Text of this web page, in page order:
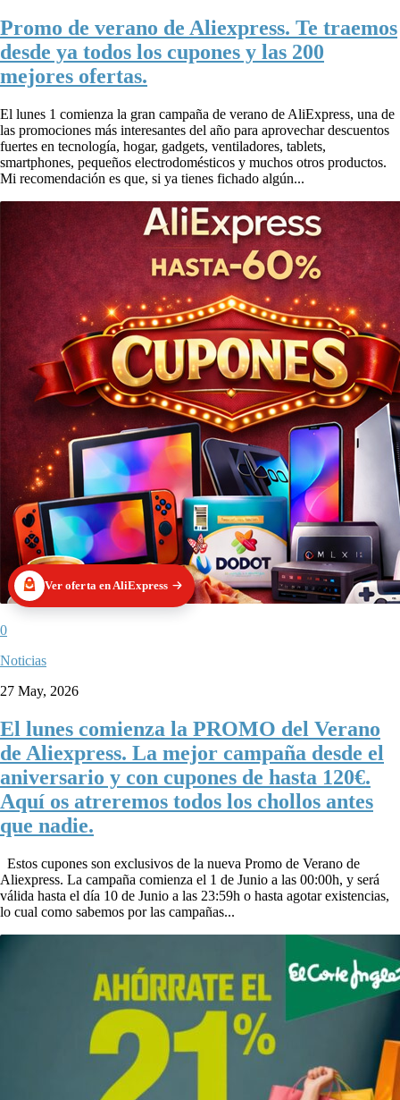
Promo de verano de Aliexpress. Te traemos
desde ya todos los cupones y las 200
mejores ofertas.
El lunes 1 comienza la gran campaña de verano de AliExpress, una de
las promociones más interesantes del año para aprovechar descuentos
fuertes en tecnología, hogar, gadgets, ventiladores, tablets,
smartphones, pequeños electrodomésticos y muchos otros productos.
Mi recomendación es que, si ya tienes fichado algún...
Ver oferta en AliExpress
0
Noticias
27 May, 2026
El lunes comienza la PROMO del Verano
de Aliexpress. La mejor campaña desde el
aniversario y con cupones de hasta 120€.
Aquí os atreremos todos los chollos antes
que nadie.
Estos cupones son exclusivos de la nueva Promo de Verano de
Aliexpress. La campaña comienza el 1 de Junio a las 00:00h, y será
válida hasta el día 10 de Junio a las 23:59h o hasta agotar existencias,
lo cual como sabemos por las campañas...